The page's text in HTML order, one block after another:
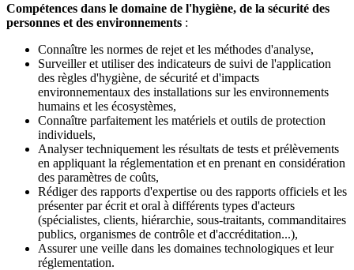
Compétences dans le domaine de l'hygiène, de la sécurité des
personnes et des environnements :
Connaître les normes de rejet et les méthodes d'analyse,
Surveiller et utiliser des indicateurs de suivi de l'application
des règles d'hygiène, de sécurité et d'impacts
environnementaux des installations sur les environnements
humains et les écosystèmes,
Connaître parfaitement les matériels et outils de protection
individuels,
Analyser techniquement les résultats de tests et prélèvements
en appliquant la réglementation et en prenant en considération
des paramètres de coûts,
Rédiger des rapports d'expertise ou des rapports officiels et les
présenter par écrit et oral à différents types d'acteurs
(spécialistes, clients, hiérarchie, sous-traitants, commanditaires
publics, organismes de contrôle et d'accréditation...),
Assurer une veille dans les domaines technologiques et leur
réglementation.